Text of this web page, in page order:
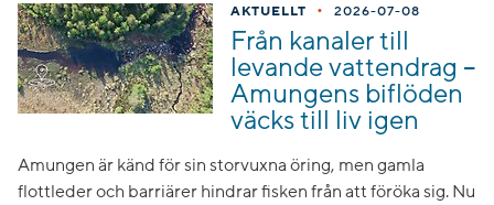
AKTUELLT • 2026-07-08
Från kanaler till
levande vattendrag –
Amungens biflöden
väcks till liv igen
Amungen är känd för sin storvuxna öring, men gamla
flottleder och barriärer hindrar fisken från att föröka sig. Nu